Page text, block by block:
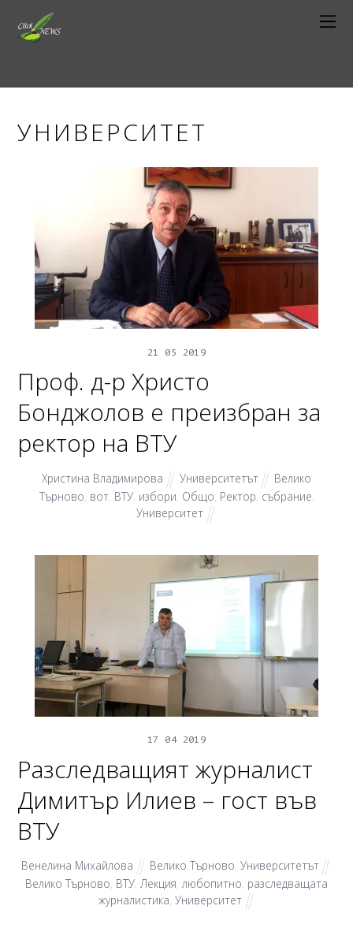
УНИВЕРСИТЕТ
21 05 2019
Проф. д-р Христо
Бонджолов е преизбран за
ректор на ВТУ
Христина Владимирова Университетът
Велико
Търново вот, ВТУ, избори Общо Ректор събрание
Университет
17 04 2019
Разследващият журналист
Димитър Илиев – гост във
ВТУ
Венелина Михайлова Велико Търново, Университетът
Велико Търново, ВТУ, Лекция, любопитно, разследващата
журналистика, Университет